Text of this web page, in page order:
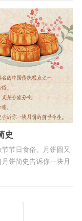
史
节日食俗。月饼圆又
饼简史告诉你一块月